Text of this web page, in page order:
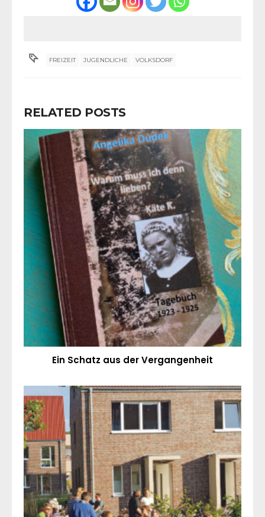
FREIZEIT JUGENDLICHE VOLKSDORF
RELATED POSTS
Ein Schatz aus der Vergangenheit